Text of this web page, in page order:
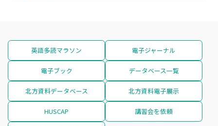
英語多読マラソン 電子ジャーナル
電子ブック データベース一覧
北方資料データベース 北方資料電子展示
HUSCAP 講習会を依頼